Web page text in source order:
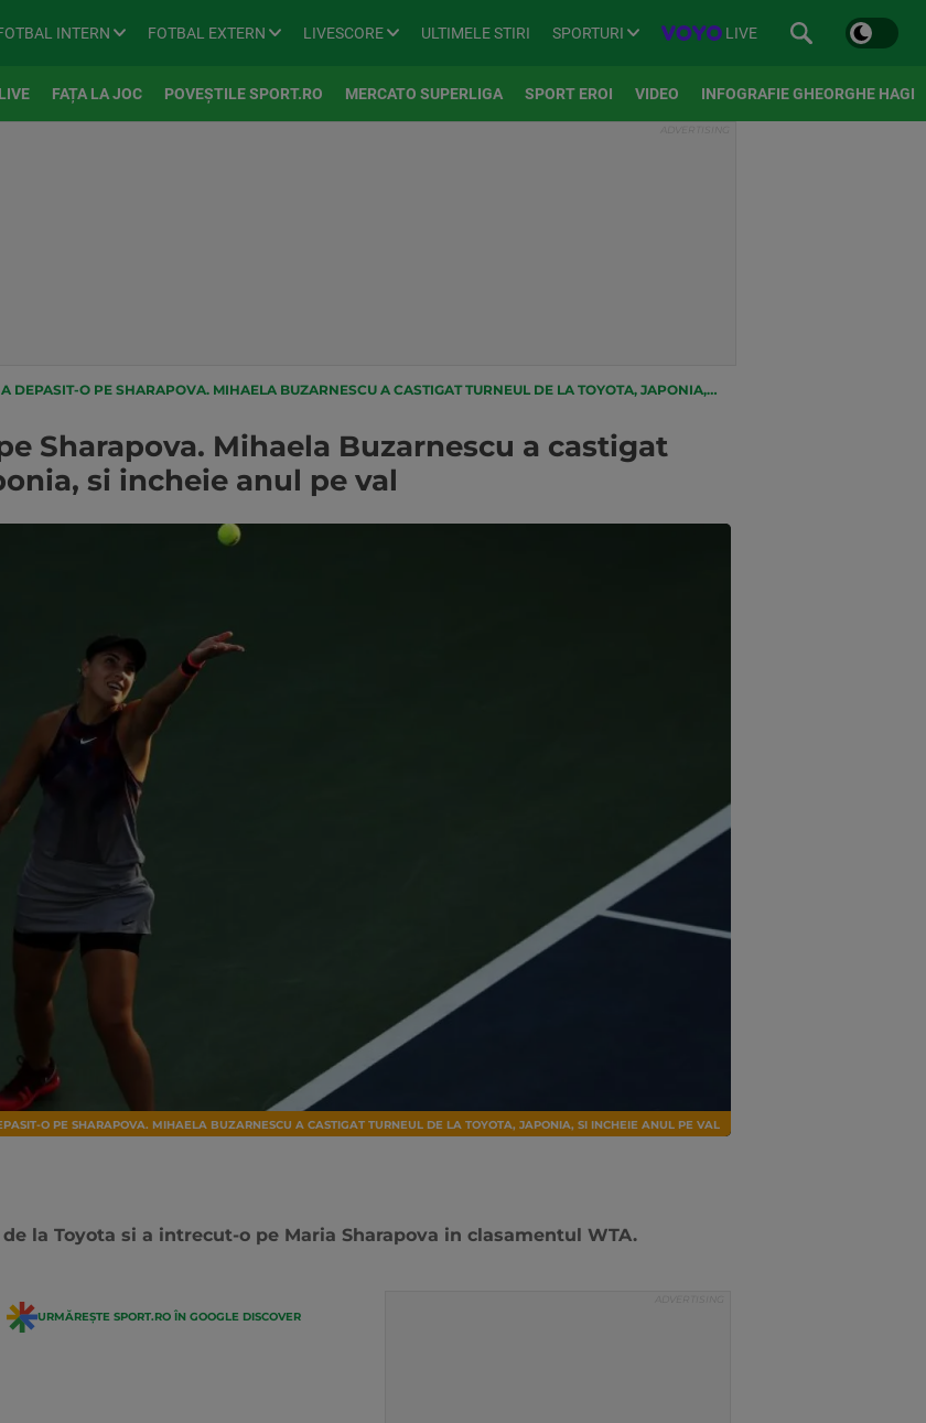
INTERN FOTBAL EXTERN LIVESCORE ULTIMELE STIRI SPORTURI LIVE
FAȚA LA JOC POVEȘTILE SPORT.RO MERCATO SUPERLIGA SPORT EROI VIDEO INFOGRAFIE GHEORGHE HAGI
O PE SHARAPOVA. MIHAELA BUZARNESCU A CASTIGAT TURNEUL DE LA TOYOTA, JAPONIA, SI INCHEIE ANUL PE VAL
Sharapova. Mihaela Buzarnescu a castigat
si incheie anul pe val
O PE SHARAPOVA. MIHAELA BUZARNESCU A CASTIGAT TURNEUL DE LA TOYOTA, JAPONIA, SI INCHEIE ANUL PE VAL
la Toyota si a intrecut-o pe Maria Sharapova in clasamentul WTA.
URMĂREȘTE SPORT.RO ÎN GOOGLE DISCOVER